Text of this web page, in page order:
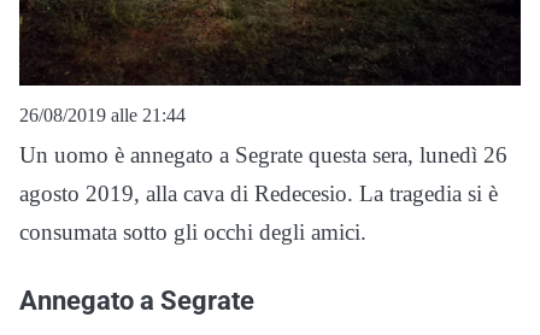
26/08/2019 alle 21:44
Un uomo è annegato a Segrate questa sera, lunedì 26
agosto 2019, alla cava di Redecesio. La tragedia si è
consumata sotto gli occhi degli amici.
Annegato a Segrate